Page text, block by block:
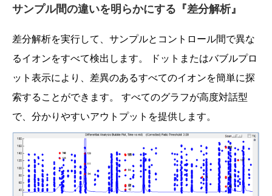
サンプル間の違いを明らかにする『差分解析』
差分解析を実行して、サンプルとコントロール間で異な
るイオンをすべて検出します。 ドットまたはバブルプロ
ット表示により、差異のあるすべてのイオンを簡単に探
索することができます。 すべてのグラフが高度対話型
で、分かりやすいアウトプットを提供します。